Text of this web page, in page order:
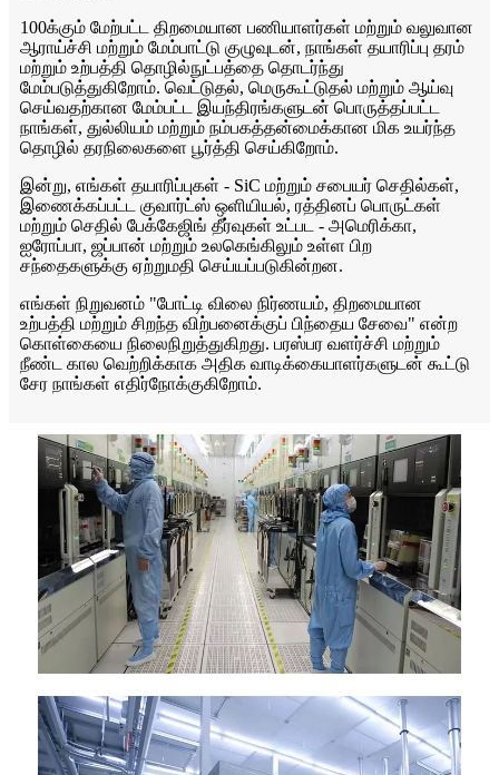
100க்கும் மேற்பட்ட திறமையான பணியாளர்கள் மற்றும் வலுவான
ஆராய்ச்சி மற்றும் மேம்பாட்டு குழுவுடன், நாங்கள் தயாரிப்பு தரம்
மற்றும் உற்பத்தி தொழில்நுட்பத்தை தொடர்ந்து
மேம்படுத்துகிறோம். வெட்டுதல், மெருகூட்டுதல் மற்றும் ஆய்வு
செய்வதற்கான மேம்பட்ட இயந்திரங்களுடன் பொருத்தப்பட்ட
நாங்கள், துல்லியம் மற்றும் நம்பகத்தன்மைக்கான மிக உயர்ந்த
தொழில் தரநிலைகளை பூர்த்தி செய்கிறோம்.
இன்று, எங்கள் தயாரிப்புகள் - SiC மற்றும் சபையர் செதில்கள்,
இணைக்கப்பட்ட குவார்ட்ஸ் ஒளியியல், ரத்தினப் பொருட்கள்
மற்றும் செதில் பேக்கேஜிங் தீர்வுகள் உட்பட - அமெரிக்கா,
ஐரோப்பா, ஜப்பான் மற்றும் உலகெங்கிலும் உள்ள பிற
சந்தைகளுக்கு ஏற்றுமதி செய்யப்படுகின்றன.
எங்கள் நிறுவனம் "போட்டி விலை நிர்ணயம், திறமையான
உற்பத்தி மற்றும் சிறந்த விற்பனைக்குப் பிந்தைய சேவை" என்ற
கொள்கையை நிலைநிறுத்துகிறது. பரஸ்பர வளர்ச்சி மற்றும்
நீண்ட கால வெற்றிக்காக அதிக வாடிக்கையாளர்களுடன் கூட்டு
சேர நாங்கள் எதிர்நோக்குகிறோம்.